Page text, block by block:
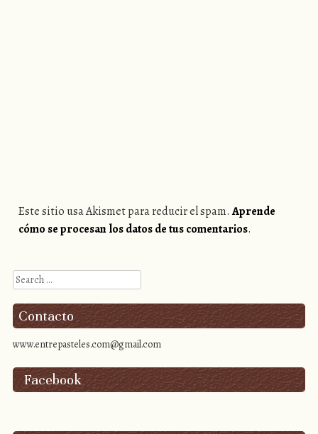
Este sitio usa Akismet para reducir el spam.Aprende
cómo se procesan los datos de tus comentarios.
Search
Contacto
www.entrepasteles.com@gmail.com
Facebook